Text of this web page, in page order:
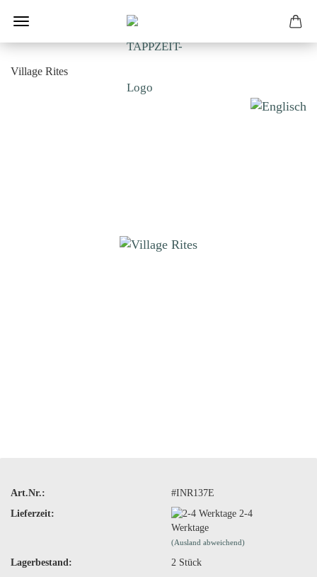
Village Rites
Art.Nr.:
#INR137E
Lieferzeit:
2-4
Werktage
(Ausland abweichend)
Lagerbestand: 2 Stück